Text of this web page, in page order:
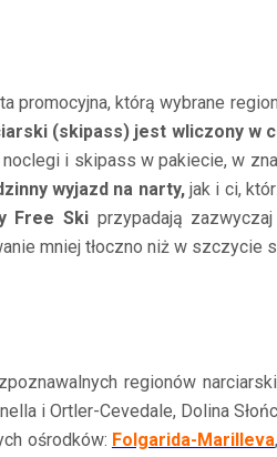
promocyjna, którą wybrane
(skipass) jest wliczony w
i skipass w pakiecie, w
wyjazd na narty,jak i ci,
Free Skiprzypadają
mniej tłoczno niż w szczycie
regionów
i Ortler-Cevedale, Dolina
ośrodków: Folgarida-Marilleva,